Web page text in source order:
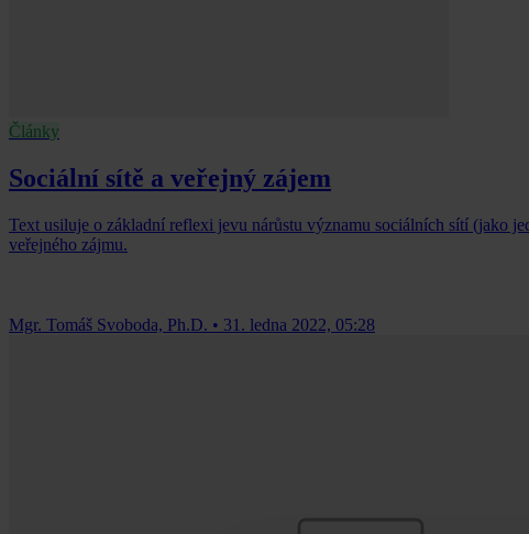
Články
Sociální sítě a veřejný zájem
Text usiluje o základní reflexi jevu nárůstu významu sociálních sítí (jako
veřejného zájmu.
Mgr. Tomáš Svoboda, Ph.D. • 31. ledna 2022, 05:28